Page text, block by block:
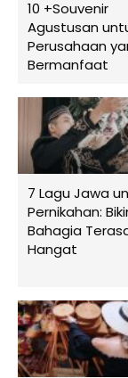
10 +Souvenir
Agustusan
Perusahaan
Bermanfaat
7 Lagu Jawa
Pernikahan:
Bahagia
Hangat